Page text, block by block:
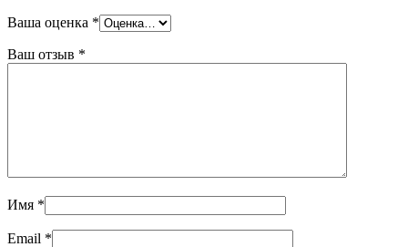
Ваша оценка *
Ваш отзыв *
Имя *
Email *